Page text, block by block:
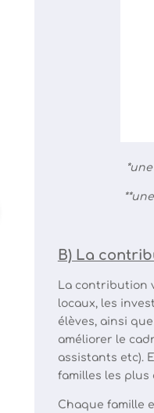
B) La
La contribution
locaux, les
élèves, ainsi
améliorer le
assistants etc).
familles les
Chaque famille